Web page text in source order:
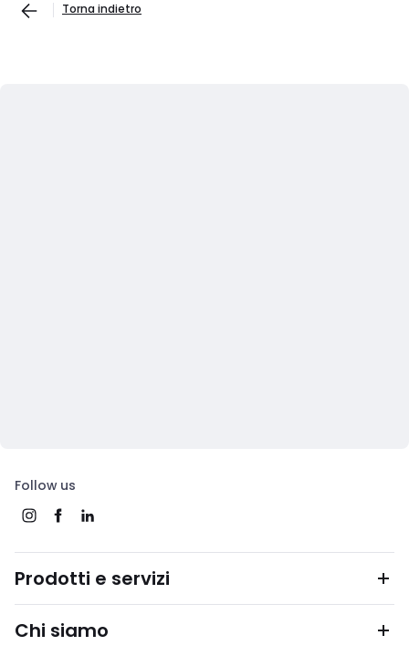
Torna indietro
Follow us
Prodotti e servizi
Chi siamo